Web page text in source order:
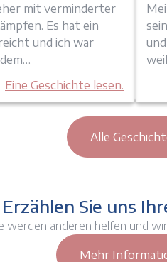
mit verminderter
Es hat ein
und ich war
Eine Geschichte lesen.
Alle
Erzählen Sie uns
werden anderen helfen und
Mehr